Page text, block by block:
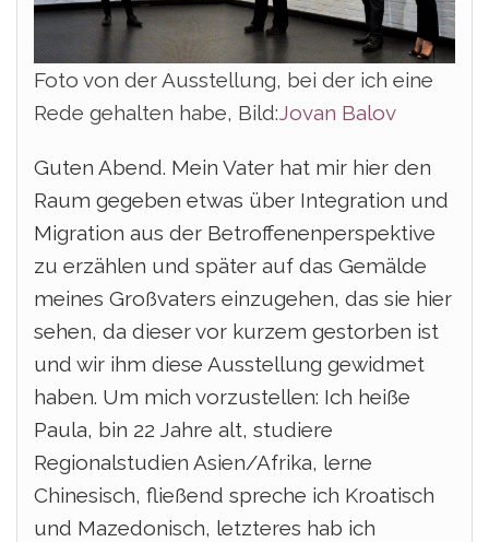
Foto von der Ausstellung, bei der ich eine
Rede gehalten habe, Bild:Jovan Balov
Guten Abend. Mein Vater hat mir hier den
Raum gegeben etwas über Integration und
Migration aus der Betroffenenperspektive
zu erzählen und später auf das Gemälde
meines Großvaters einzugehen, das sie hier
sehen, da dieser vor kurzem gestorben ist
und wir ihm diese Ausstellung gewidmet
haben. Um mich vorzustellen: Ich heiße
Paula, bin 22 Jahre alt, studiere
Regionalstudien Asien/Afrika, lerne
Chinesisch, fließend spreche ich Kroatisch
und Mazedonisch, letzteres hab ich